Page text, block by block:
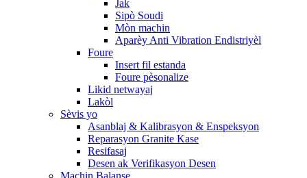
Jak
Sipò Soudi
Mòn machin
Aparèy Anti Vibration Endistriyèl
Foure
Insert fil estanda
Foure pèsonalize
Likid netwayaj
Lakòl
Sèvis yo
Asanblaj & Kalibrasyon & Enspeksyon
Reparasyon Granite Kase
Resifasaj
Desen ak Verifikasyon Desen
Machin Balanse